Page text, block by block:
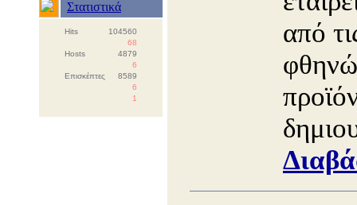
Στατιστικά
Hits
104560
68
Hosts
4879
6
Επισκέπτες
8589
6
1
από